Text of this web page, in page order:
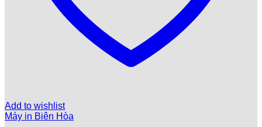
Add to wishlist
Máy in Biên Hòa